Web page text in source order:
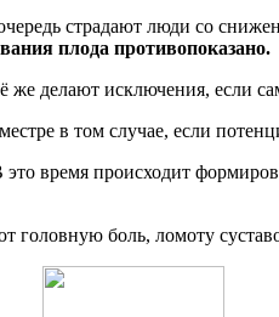
страдают люди со
плода противопоказано.
делают исключения, если
в том случае, если
время происходит
головную боль, ломоту